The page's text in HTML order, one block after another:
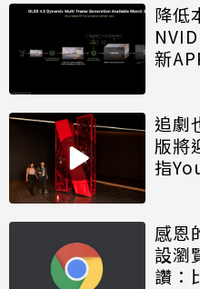
降低
新
追劇
版將
指
感恩
設瀏
讚：